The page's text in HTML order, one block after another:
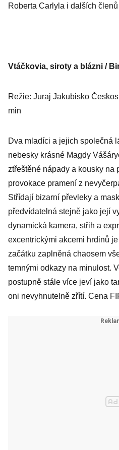
Roberta Carlyla i dalších
Vtáčkovia, siroty a blázni /
Režie: Juraj Jakubisko
min
Dva mladíci a jejich společná
nebesky krásné Magdy
ztřeštěné nápady a kousky na
provokace pramení z
Střídají bizarní převleky a
předvídatelná stejně jako její
dynamická kamera, střih a
excentrickými akcemi hrdinů
začátku zaplněná chaosem
temnými odkazy na minulost.
postupně stále více jeví jako
oni nevyhnutelně zřítí. Cena